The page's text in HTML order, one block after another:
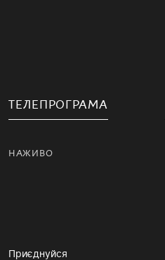
ТЕЛЕПРОГРАМА
НАЖИВО
Приєднуйся